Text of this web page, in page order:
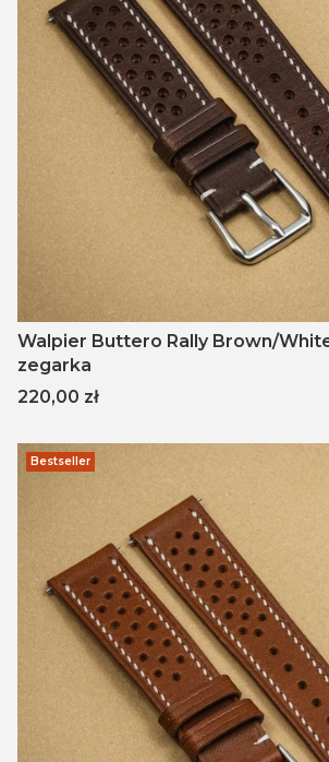
Walpier Buttero Rally Brown/
zegarka
Cena
220,00 zł
Bestseller